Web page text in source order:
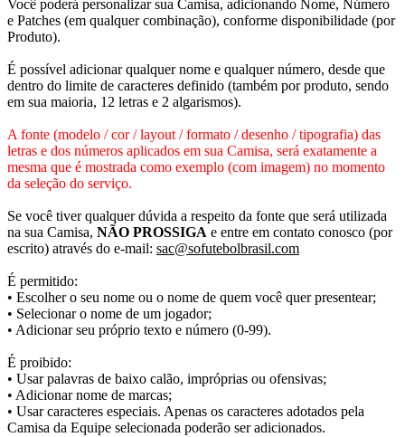
Você poderá personalizar sua Camisa, adicionando Nome, Número
e Patches (em qualquer combinação), conforme disponibilidade (por
Produto).
É possível adicionar qualquer nome e qualquer número, desde que
dentro do limite de caracteres definido (também por produto, sendo
em sua maioria, 12 letras e 2 algarismos).
A fonte (modelo / cor / layout / formato / desenho / tipografia) das
letras e dos números aplicados em sua Camisa, será exatamente a
mesma que é mostrada como exemplo (com imagem) no momento
da seleção do serviço.
Se você tiver qualquer dúvida a respeito da fonte que será utilizada
na sua Camisa, NÃO PROSSIGA e entre em contato conosco (por
escrito) através do e-mail: sac@sofutebolbrasil.com
É permitido:
• Escolher o seu nome ou o nome de quem você quer presentear;
• Selecionar o nome de um jogador;
• Adicionar seu próprio texto e número (0-99).
É proibido:
• Usar palavras de baixo calão, impróprias ou ofensivas;
• Adicionar nome de marcas;
• Usar caracteres especiais. Apenas os caracteres adotados pela
Camisa da Equipe selecionada poderão ser adicionados.